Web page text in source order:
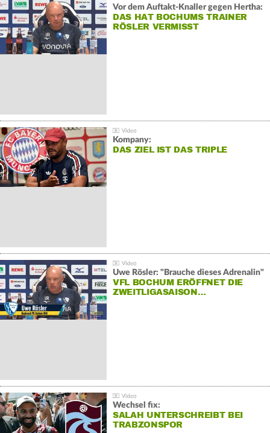
Vor dem Auftakt-Knaller gegen Hertha:
DAS HAT BOCHUMS TRAINER
RÖSLER VERMISST
Kompany:
DAS ZIEL IST DAS TRIPLE
Uwe Rösler: "Brauche dieses Adrenalin"
VFL BOCHUM ERÖFFNET DIE
ZWEITLIGASAISON…
Wechsel fix:
SALAH UNTERSCHREIBT BEI
TRABZONSPOR